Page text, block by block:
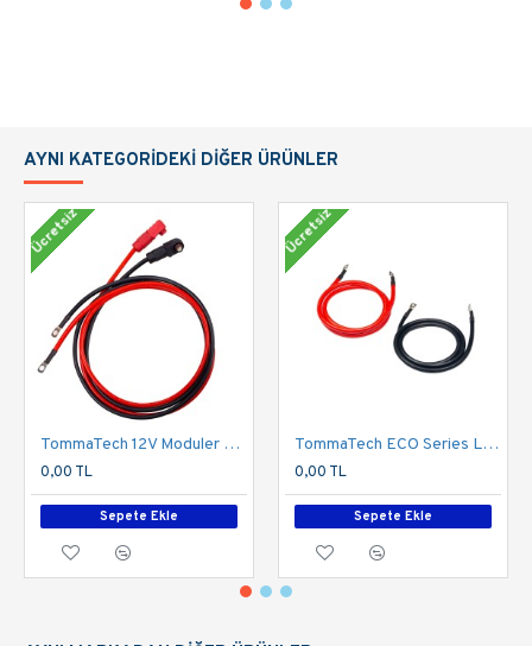
AYNI KATEGORIDEKI DIĞER ÜRÜNLER
Ücretsiz
TommaTech 12V Moduler Series 1.5m Güç Kablosu Seti
0,00 TL
Sepete Ekle
Ücretsiz
TommaTech ECO Series LFP Batarya Inverter Arası Güç Kablo Seti
0,00 TL
Sepete Ekle